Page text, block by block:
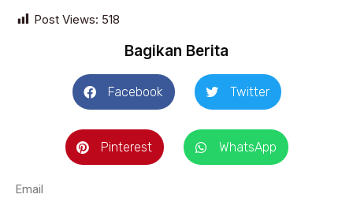
Post Views: 518
Bagikan Berita
Facebook Twitter
Pinterest WhatsApp
Email